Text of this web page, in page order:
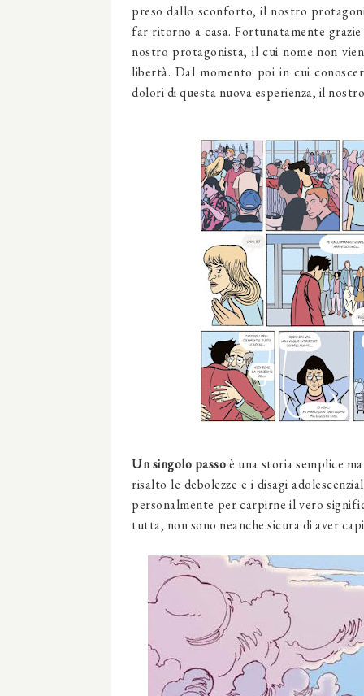
preso dallo sconforto, il nostro
far ritorno a casa. Fortunatamente
nostro protagonista, il cui nome non
libertà. Dal momento poi in cui
dolori di questa nuova esperienza, il
Un singolo passoè una storia semplice
risalto le debolezze e i disagi
personalmente per carpirne il vero
tutta, non sono neanche sicura di aver